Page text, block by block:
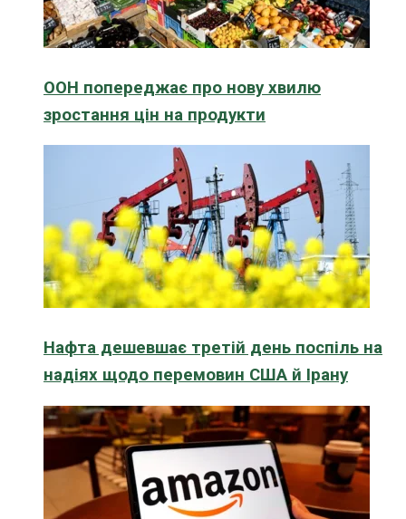
ООН попереджає про нову хвилю
зростання цін на продукти
Нафта дешевшає третій день поспіль на
надіях щодо перемовин США й Ірану